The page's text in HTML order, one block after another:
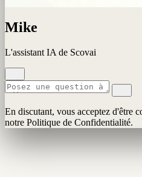
Mike
L'assistant IA de Scovai
En discutant, vous acceptez d'être
notre Politique de Confidentialité.